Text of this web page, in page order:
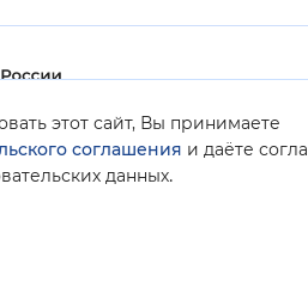
этот сайт, Вы принимаете
соглашения и даёте
данных.